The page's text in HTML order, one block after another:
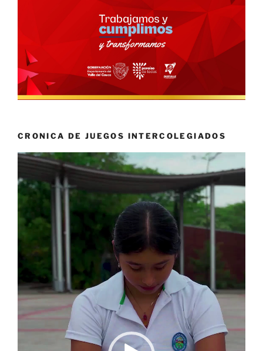
CRONICA DE JUEGOS INTERCOLEGIADOS
Reproductor
vídeo